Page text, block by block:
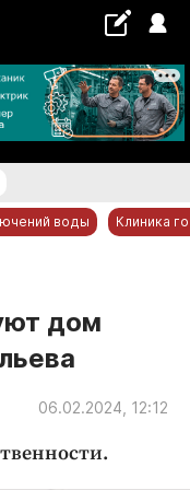
°С
воды Клиника
дом
06.02.2024, 12:12